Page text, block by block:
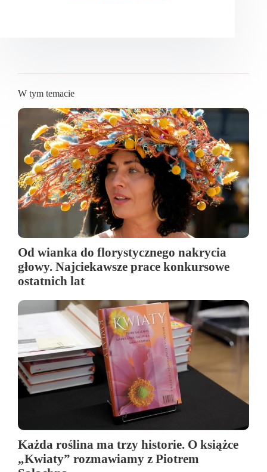
W tym temacie
Od wianka do florystycznego nakrycia
głowy. Najciekawsze prace konkursowe
ostatnich lat
Każda roślina ma trzy historie. O książce
„Kwiaty” rozmawiamy z Piotrem